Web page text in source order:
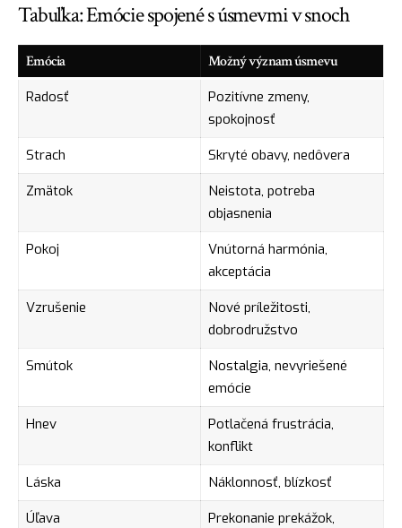
Tabuľka: Emócie spojené s úsmevmi v snoch
Emócia Možný význam úsmevu
Radosť
Pozitívne zmeny,
spokojnosť
Strach
Skryté obavy, nedôvera
Zmätok
Neistota, potreba
objasnenia
Pokoj
Vnútorná harmónia,
akceptácia
Vzrušenie
Nové príležitosti,
dobrodružstvo
Smútok
Nostalgia, nevyriešené
emócie
Hnev
Potlačená frustrácia,
konflikt
Láska
Náklonnosť, blízkosť
Úľava
Prekonanie prekážok,